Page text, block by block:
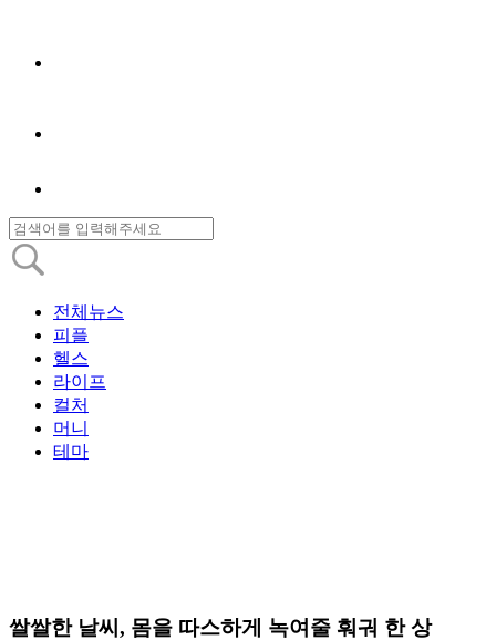
전체뉴스
피플
헬스
라이프
컬처
머니
테마
쌀쌀한 날씨, 몸을 따스하게 녹여줄 훠궈 한 상